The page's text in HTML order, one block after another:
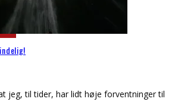
jeg, til tider, har lidt høje forventninger til